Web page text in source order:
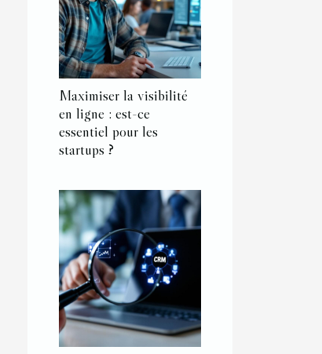
Maximiser la visibilité
en ligne : est-ce
essentiel pour les
startups ?